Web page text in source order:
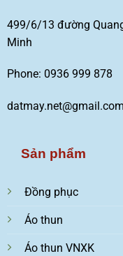
499/6/13 đường
Minh
Phone: 0936 999 878
datmay.net@gmail.com
Sản phẩm
Đồng phục
Áo thun
Áo thun VNXK